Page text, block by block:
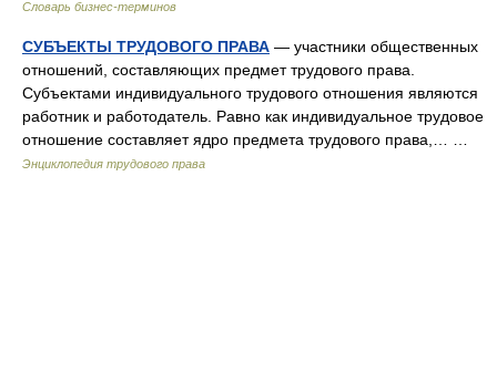
Словарь бизнес-терминов
СУБЪЕКТЫ ТРУДОВОГО ПРАВА — участники общественных
отношений, составляющих предмет трудового права.
Субъектами индивидуального трудового отношения являются
работник и работодатель. Равно как индивидуальное трудовое
отношение составляет ядро предмета трудового права,… …
Энциклопедия трудового права